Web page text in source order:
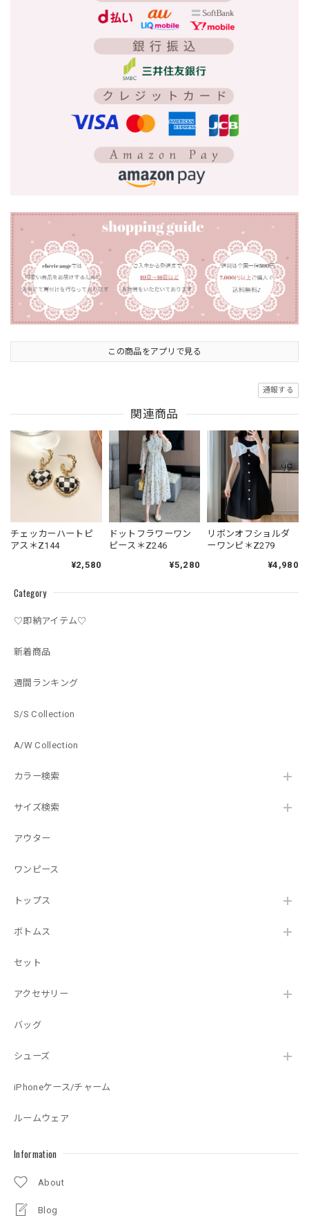
Category
♡即納アイテム♡
新着商品
週間ランキング
S/S Collection
A/W Collection
カラー検索
サイズ検索
アウター
ワンピース
トップス
ボトムス
セット
アクセサリー
バッグ
シューズ
iPhoneケース/チャーム
ルームウェア
Information
About
Blog
この商品をアプリで見る
通報する
関連商品
チェッカーハートピ
アス＊Z144
¥2,580
ドットフラワーワン
ピース＊Z246
¥5,280
リボンオフショルダ
ーワンピ＊Z279
¥4,980